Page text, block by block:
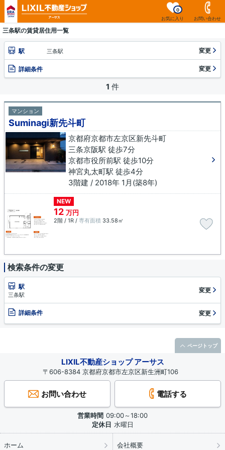
お気に入り
0
お問い合わせ
三条駅の賃貸居住用一覧
駅 三条駅 変更
詳細条件 変更
1 件
マンション
Suminagi新先斗町
京都府京都市左京区新先斗町
三条京阪駅 徒歩7分
京都市役所前駅 徒歩10分
神宮丸太町駅 徒歩4分
3階建 / 2018年 1月(築8年)
NEW
12 万円
2階 / 1R / 専有面積 33.58㎡
検索条件の変更
駅
三条駅
変更
詳細条件 変更
LIXIL不動産ショップ アーサス
〒606-8384 京都府京都市左京区新生洲町106
お問い合わせ 電話する
営業時間 09:00～18:00
定休日 水曜日
ホーム 会社概要
ページトップ